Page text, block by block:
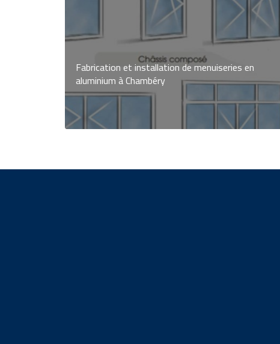
Fabrication et installation de menuiseries en
aluminium à Chambéry